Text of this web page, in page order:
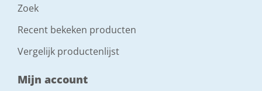
Zoek
Recent bekeken producten
Vergelijk productenlijst
Mijn account